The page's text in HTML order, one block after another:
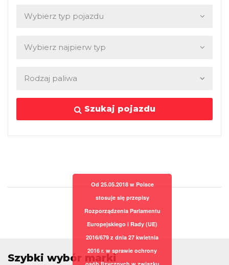
Szukaj pojazdu
Szybki wybór marki
Od 25.05.2018 w Polsce
stosuje się przepisy
Rozporządzenia Parlamentu
Europejskiego i Rady (UE)
2016/679 z dnia 27 kwietnia
2016 r. w sprawie ochrony